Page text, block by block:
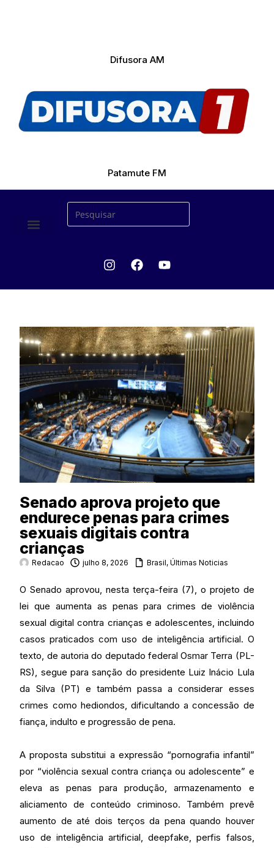
Difusora AM
Patamute FM
Senado aprova projeto que
endurece penas para crimes
sexuais digitais contra
crianças
Redacao julho 8, 2026 Brasil,Últimas Noticias
O Senado aprovou, nesta terça-feira (7), o projeto de
lei que aumenta as penas para crimes de violência
sexual digital contra crianças e adolescentes, incluindo
casos praticados com uso de inteligência artificial. O
texto, de autoria do deputado federal Osmar Terra (PL-
RS), segue para sanção do presidente Luiz Inácio Lula
da Silva (PT) e também passa a considerar esses
crimes como hediondos, dificultando a concessão de
fiança, indulto e progressão de pena.
A proposta substitui a expressão “pornografia infantil”
por “violência sexual contra criança ou adolescente” e
eleva as penas para produção, armazenamento e
aliciamento de conteúdo criminoso. Também prevê
aumento de até dois terços da pena quando houver
uso de inteligência artificial, deepfake, perfis falsos,